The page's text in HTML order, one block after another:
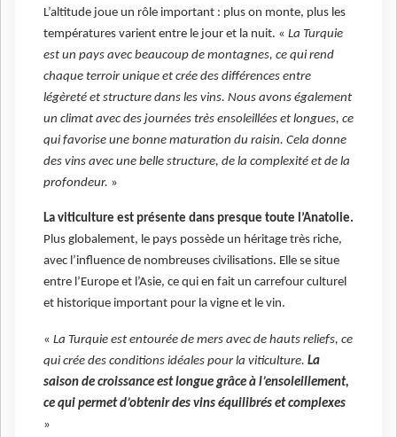
L’altitude joue un rôle important : plus on monte, plus les
températures varient entre le jour et la nuit. « La Turquie
est un pays avec beaucoup de montagnes, ce qui rend
chaque terroir unique et crée des différences entre
légèreté et structure dans les vins. Nous avons également
un climat avec des journées très ensoleillées et longues, ce
qui favorise une bonne maturation du raisin. Cela donne
des vins avec une belle structure, de la complexité et de la
profondeur. »
La viticulture est présente dans presque toute l’Anatolie.
Plus globalement, le pays possède un héritage très riche,
avec l’influence de nombreuses civilisations. Elle se situe
entre l’Europe et l’Asie, ce qui en fait un carrefour culturel
et historique important pour la vigne et le vin.
« La Turquie est entourée de mers avec de hauts reliefs, ce
qui crée des conditions idéales pour la viticulture. La
saison de croissance est longue grâce à l’ensoleillement,
ce qui permet d’obtenir des vins équilibrés et complexes
»